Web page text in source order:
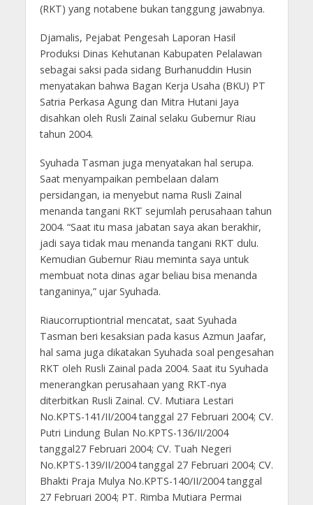
(RKT) yang notabene bukan tanggung jawabnya.
Djamalis, Pejabat Pengesah Laporan Hasil
Produksi Dinas Kehutanan Kabupaten Pelalawan
sebagai saksi pada sidang Burhanuddin Husin
menyatakan bahwa Bagan Kerja Usaha (BKU) PT
Satria Perkasa Agung dan Mitra Hutani Jaya
disahkan oleh Rusli Zainal selaku Gubernur Riau
tahun 2004.
Syuhada Tasman juga menyatakan hal serupa.
Saat menyampaikan pembelaan dalam
persidangan, ia menyebut nama Rusli Zainal
menanda tangani RKT sejumlah perusahaan tahun
2004. “Saat itu masa jabatan saya akan berakhir,
jadi saya tidak mau menanda tangani RKT dulu.
Kemudian Gubernur Riau meminta saya untuk
membuat nota dinas agar beliau bisa menanda
tanganinya,” ujar Syuhada.
Riaucorruptiontrial mencatat, saat Syuhada
Tasman beri kesaksian pada kasus Azmun Jaafar,
hal sama juga dikatakan Syuhada soal pengesahan
RKT oleh Rusli Zainal pada 2004. Saat itu Syuhada
menerangkan perusahaan yang RKT-nya
diterbitkan Rusli Zainal. CV. Mutiara Lestari
No.KPTS-141/II/2004 tanggal 27 Februari 2004; CV.
Putri Lindung Bulan No.KPTS-136/II/2004
tanggal27 Februari 2004; CV. Tuah Negeri
No.KPTS-139/II/2004 tanggal 27 Februari 2004; CV.
Bhakti Praja Mulya No.KPTS-140/II/2004 tanggal
27 Februari 2004; PT. Rimba Mutiara Permai